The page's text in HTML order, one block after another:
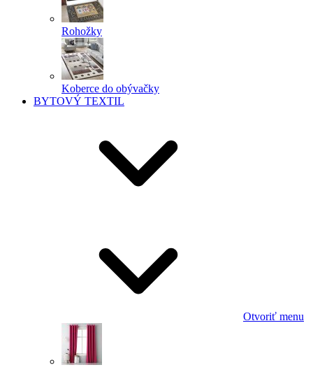
Rohožky
Koberce do obývačky
BYTOVÝ TEXTIL
Otvoriť menu